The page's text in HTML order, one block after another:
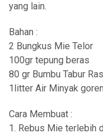
yang lain.
Bahan :
2 Bungkus Mie Telor
100gr tepung beras
80 gr Bumbu Tabur
1litter Air Minyak
Cara Membuat :
1. Rebus Mie terlebih